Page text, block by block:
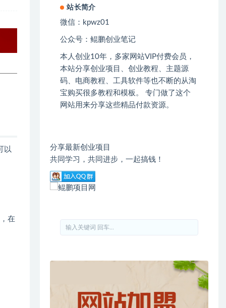
以
在
站长简介
微信：kpwz01
公众号：鲲鹏创业笔记
本人创业10年，多家网站VIP付费会员，
本站分享创业项目、创业教程、主题源
码、电商教程、工具软件等也不断的从淘
宝购买很多教程和模板。 专门做了这个
网站用来分享这些精品付款资源。
分享最新创业项目
共同学习，共同进步，一起搞钱！